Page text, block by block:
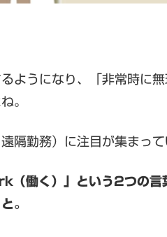
ようになり、「非常時に
。
隔勤務）に注目が集まって
働く）」という2つの言
。